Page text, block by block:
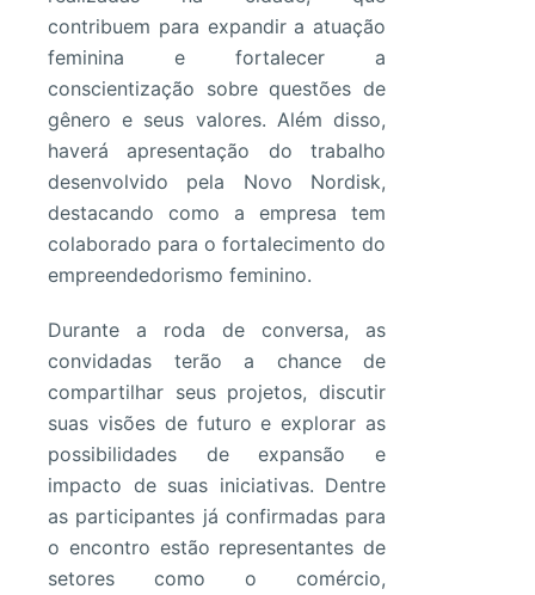
contribuem para expandir a atuação
feminina e fortalecer a
conscientização sobre questões de
gênero e seus valores. Além disso,
haverá apresentação do trabalho
desenvolvido pela Novo Nordisk,
destacando como a empresa tem
colaborado para o fortalecimento do
empreendedorismo feminino.
Durante a roda de conversa, as
convidadas terão a chance de
compartilhar seus projetos, discutir
suas visões de futuro e explorar as
possibilidades de expansão e
impacto de suas iniciativas. Dentre
as participantes já confirmadas para
o encontro estão representantes de
setores como o comércio,